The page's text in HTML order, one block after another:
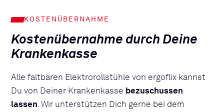
KOSTENÜBERNAHME
Kostenübernahme durch Deine
Krankenkasse
Alle faltbaren Elektrorollstühle von ergoflix kannst
Du von Deiner Krankenkasse bezuschussen
lassen. Wir unterstützen Dich gerne bei dem